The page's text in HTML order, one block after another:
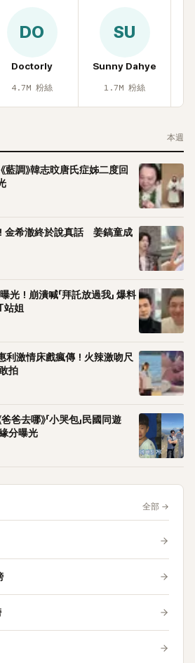
DO
Doctorly
4.7M 粉絲
SU
Sunny Dahye
1.7M 粉絲
本週
藍調》韓志旼唐氏症姊二度回
！金希澈終於說真話 姜鎬童成
！崩潰喊「拜託放過我」 爆料
站姐
利激情床戲瘋傳！火辣激吻尺
拍
爸去哪》「小哭包」民國同遊
分曝光
全部 →